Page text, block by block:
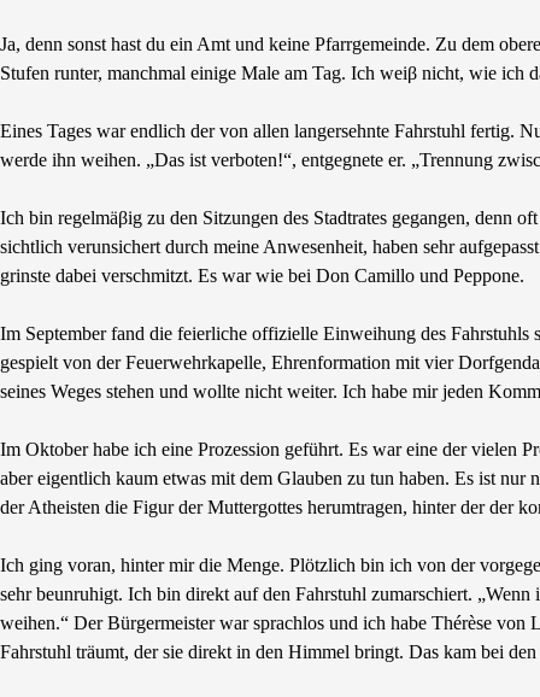
Ja, denn sonst hast du ein Amt und keine Pfarrgemeinde. Zu dem
Stufen runter, manchmal einige Male am Tag. Ich weiβ nicht, wie ich
Eines Tages war endlich der von allen langersehnte Fahrstuhl fertig.
werde ihn weihen. „Das ist verboten!“, entgegnete er. „Trennung
Ich bin regelmäβig zu den Sitzungen des Stadtrates gegangen, denn
sichtlich verunsichert durch meine Anwesenheit, haben sehr
grinste dabei verschmitzt. Es war wie bei Don Camillo und Peppone.
Im September fand die feierliche offizielle Einweihung des
gespielt von der Feuerwehrkapelle, Ehrenformation mit vier
seines Weges stehen und wollte nicht weiter. Ich habe mir jeden
Im Oktober habe ich eine Prozession geführt. Es war eine der vielen
aber eigentlich kaum etwas mit dem Glauben zu tun haben. Es ist
der Atheisten die Figur der Muttergottes herumtragen, hinter der der
Ich ging voran, hinter mir die Menge. Plötzlich bin ich von der
sehr beunruhigt. Ich bin direkt auf den Fahrstuhl zumarschiert.
weihen.“ Der Bürgermeister war sprachlos und ich habe Thérèse von
Fahrstuhl träumt, der sie direkt in den Himmel bringt. Das kam bei den